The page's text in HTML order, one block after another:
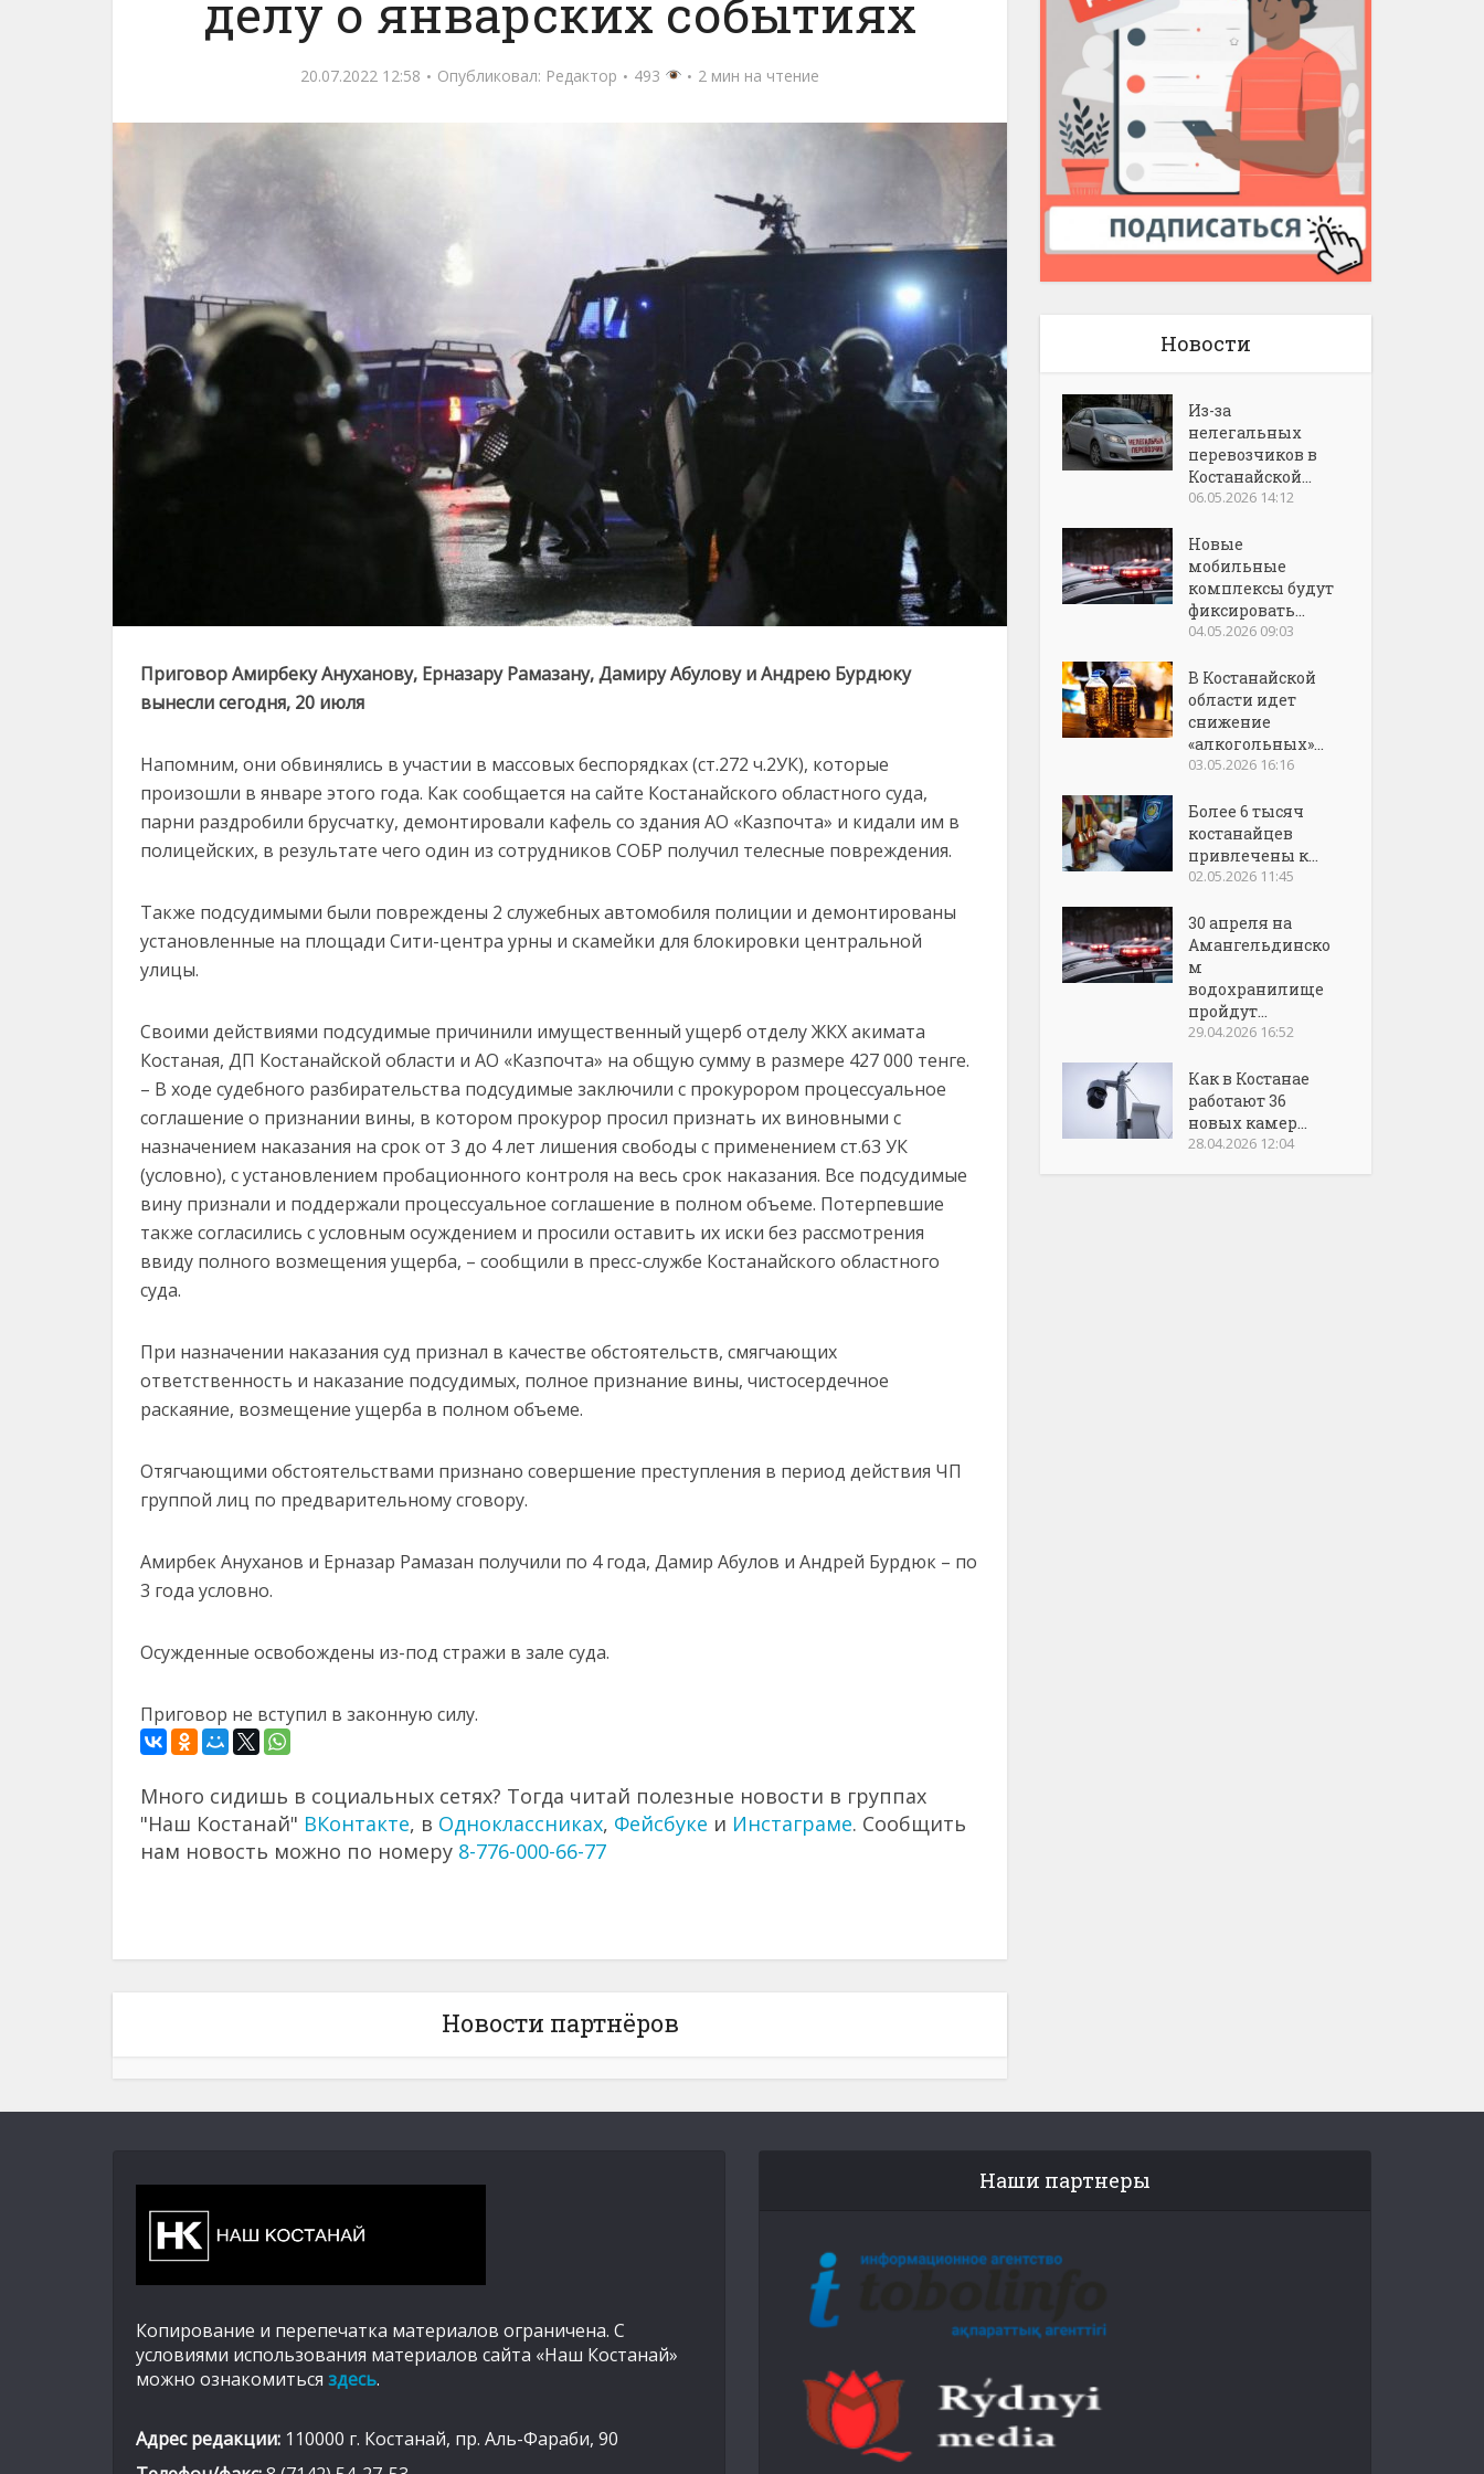
делу о январских событиях
20.07.2022 12:58 Опубликовал: Редактор 493 2 мин на чтение
Приговор Амирбеку Ануханову, Ерназару Рамазану, Дамиру Абулову и Андрею Бурдюку
вынесли сегодня, 20 июля
Напомним, они обвинялись в участии в массовых беспорядках (ст.272 ч.2УК), которые
произошли в январе этого года. Как сообщается на сайте Костанайского областного суда,
парни раздробили брусчатку, демонтировали кафель со здания АО «Казпочта» и кидали им в
полицейских, в результате чего один из сотрудников СОБР получил телесные повреждения.
Также подсудимыми были повреждены 2 служебных автомобиля полиции и демонтированы
установленные на площади Сити-центра урны и скамейки для блокировки центральной
улицы.
Своими действиями подсудимые причинили имущественный ущерб отделу ЖКХ акимата
Костаная, ДП Костанайской области и АО «Казпочта» на общую сумму в размере 427 000 тенге.
– В ходе судебного разбирательства подсудимые заключили с прокурором процессуальное
соглашение о признании вины, в котором прокурор просил признать их виновными с
назначением наказания на срок от 3 до 4 лет лишения свободы с применением ст.63 УК
(условно), с установлением пробационного контроля на весь срок наказания. Все подсудимые
вину признали и поддержали процессуальное соглашение в полном объеме. Потерпевшие
также согласились с условным осуждением и просили оставить их иски без рассмотрения
ввиду полного возмещения ущерба, – сообщили в пресс-службе Костанайского областного
суда.
При назначении наказания суд признал в качестве обстоятельств, смягчающих
ответственность и наказание подсудимых, полное признание вины, чистосердечное
раскаяние, возмещение ущерба в полном объеме.
Отягчающими обстоятельствами признано совершение преступления в период действия ЧП
группой лиц по предварительному сговору.
Амирбек Ануханов и Ерназар Рамазан получили по 4 года, Дамир Абулов и Андрей Бурдюк – по
3 года условно.
Осужденные освобождены из-под стражи в зале суда.
Приговор не вступил в законную силу.
Много сидишь в социальных сетях? Тогда читай полезные новости в группах
"Наш Костанай" ВКонтакте, в Одноклассниках, Фейсбуке и Инстаграме. Сообщить
нам новость можно по номеру 8-776-000-66-77
Новости партнёров
Новости
Из-за
нелегальных
перевозчиков в
Костанайской...
06.05.2026 14:12
Новые
мобильные
комплексы будут
фиксировать...
04.05.2026 09:03
В Костанайской
области идет
снижение
«алкогольных»...
03.05.2026 16:16
Более 6 тысяч
костанайцев
привлечены к...
02.05.2026 11:45
30 апреля на
Амангельдинско
м
водохранилище
пройдут...
29.04.2026 16:52
Как в Костанае
работают 36
новых камер...
28.04.2026 12:04
Копирование и перепечатка материалов ограничена. С
условиями использования материалов сайта «Наш Костанай»
можно ознакомиться здесь.
Адрес редакции: 110000 г. Костанай, пр. Аль-Фараби, 90
Наши партнеры